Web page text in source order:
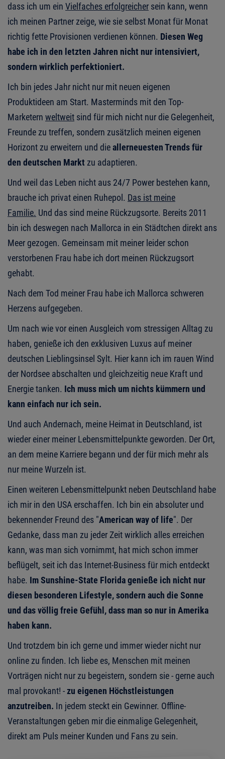
dass ich um ein Vielfaches erfolgreicher sein kann, wenn
ich meinen Partner zeige, wie sie selbst Monat für Monat
richtig fette Provisionen verdienen können. Diesen Weg
habe ich in den letzten Jahren nicht nur intensiviert,
sondern wirklich perfektioniert.
Ich bin jedes Jahr nicht nur mit neuen eigenen
Produktideen am Start. Masterminds mit den Top-
Marketern weltweit sind für mich nicht nur die Gelegenheit,
Freunde zu treffen, sondern zusätzlich meinen eigenen
Horizont zu erweitern und dieallerneuesten Trends für
den deutschen Markt zu adaptieren.
Und weil das Leben nicht aus 24/7 Power bestehen kann,
brauche ich privat einen Ruhepol. Das ist meine
Familie. Und das sind meine Rückzugsorte. Bereits 2011
bin ich deswegen nach Mallorca in ein Städtchen direkt ans
Meer gezogen. Gemeinsam mit meiner leider schon
verstorbenen Frau habe ich dort meinen Rückzugsort
gehabt.
Nach dem Tod meiner Frau habe ich Mallorca schweren
Herzens aufgegeben.
Um nach wie vor einen Ausgleich vom stressigen Alltag zu
haben, genieße ich den exklusiven Luxus auf meiner
deutschen Lieblingsinsel Sylt. Hier kann ich im rauen Wind
der Nordsee abschalten und gleichzeitig neue Kraft und
Energie tanken. Ich muss mich um nichts kümmern und
kann einfach nur ich sein.
Und auch Andernach, meine Heimat in Deutschland, ist
wieder einer meiner Lebensmittelpunkte geworden. Der Ort,
an dem meine Karriere begann und der für mich mehr als
nur meine Wurzeln ist.
Einen weiteren Lebensmittelpunkt neben Deutschland habe
ich mir in den USA erschaffen. Ich bin ein absoluter und
bekennender Freund des "American way of life". Der
Gedanke, dass man zu jeder Zeit wirklich alles erreichen
kann, was man sich vornimmt, hat mich schon immer
beflügelt, seit ich das Internet-Business für mich entdeckt
habe. Im Sunshine-State Florida genieße ich nicht nur
diesen besonderen Lifestyle, sondern auch die Sonne
und das völlig freie Gefühl, dass man so nur in Amerika
haben kann.
Und trotzdem bin ich gerne und immer wieder nicht nur
online zu finden. Ich liebe es, Menschen mit meinen
Vorträgen nicht nur zu begeistern, sondern sie - gerne auch
mal provokant! -zu eigenen Höchstleistungen
anzutreiben. In jedem steckt ein Gewinner. Offline-
Veranstaltungen geben mir die einmalige Gelegenheit,
direkt am Puls meiner Kunden und Fans zu sein.